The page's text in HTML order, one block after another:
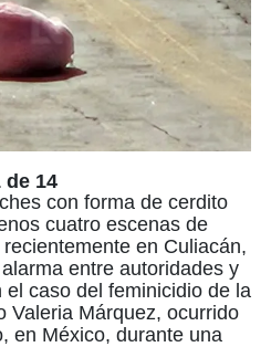
de 14
con forma de cerdito
cuatro escenas de
en Culiacán,
entre autoridades y
caso del feminicidio de la
Valeria Márquez, ocurrido
en México, durante una